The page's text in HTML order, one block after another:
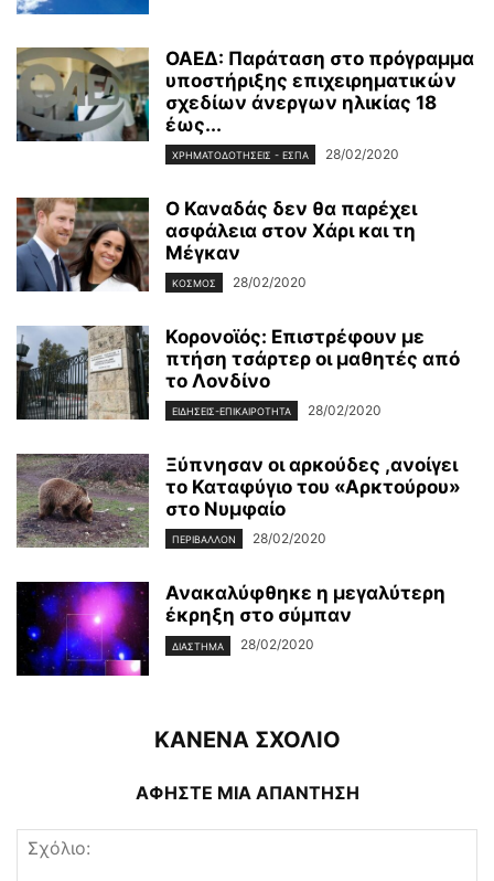
ΟΑΕΔ: Παράταση στο πρόγραμμα
υποστήριξης επιχειρηματικών
σχεδίων άνεργων ηλικίας 18
έως...
ΧΡΗΜΑΤΟΔΟΤΉΣΕΙΣ - ΕΣΠΑ 28/02/2020
Ο Καναδάς δεν θα παρέχει
ασφάλεια στον Χάρι και τη
Μέγκαν
ΚΌΣΜΟΣ 28/02/2020
Κορονοϊός: Επιστρέφουν με
πτήση τσάρτερ οι μαθητές από
το Λονδίνο
ΕΙΔΉΣΕΙΣ-ΕΠΙΚΑΙΡΌΤΗΤΑ 28/02/2020
Ξύπνησαν οι αρκούδες ,ανοίγει
το Καταφύγιο του «Αρκτούρου»
στο Νυμφαίο
ΠΕΡΙΒΆΛΛΟΝ 28/02/2020
Ανακαλύφθηκε η μεγαλύτερη
έκρηξη στο σύμπαν
ΔΙΆΣΤΗΜΑ 28/02/2020
ΚΑΝΕΝΑ ΣΧΟΛΙΟ
ΑΦΗΣΤΕ ΜΙΑ ΑΠΑΝΤΗΣΗ